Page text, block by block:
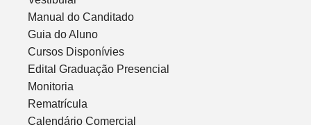
Manual do Canditado
Guia do Aluno
Cursos Disponívies
Edital Graduação Presencial
Monitoria
Rematrícula
Calendário Comercial